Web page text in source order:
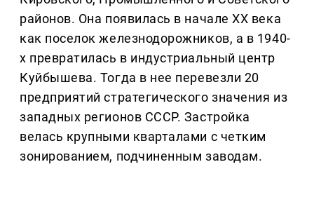
районов. Она появилась в начале ХХ века
как поселок железнодорожников, а в 1940-
х превратилась в индустриальный центр
Куйбышева. Тогда в нее перевезли 20
предприятий стратегического значения из
западных регионов СССР. Застройка
велась крупными кварталами с четким
зонированием, подчиненным заводам.